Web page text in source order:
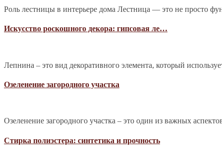
Роль лестницы в интерьере дома Лестница — это не просто
Искусство роскошного декора: гипсовая ле…
Лепнина – это вид декоративного элемента, который
Озеленение загородного участка
Озеленение загородного участка – это один из важных
Стирка полиэстера: синтетика и прочность